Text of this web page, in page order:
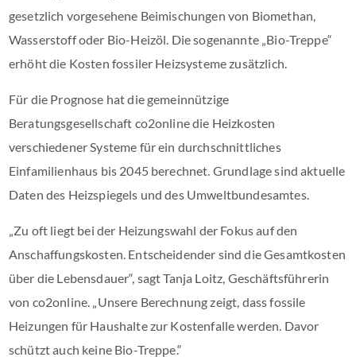
gesetzlich vorgesehene Beimischungen von Biomethan,
Wasserstoff oder Bio-Heizöl. Die sogenannte „Bio-Treppe“
erhöht die Kosten fossiler Heizsysteme zusätzlich.
Für die Prognose hat die gemeinnützige
Beratungsgesellschaft co2online die Heizkosten
verschiedener Systeme für ein durchschnittliches
Einfamilienhaus bis 2045 berechnet. Grundlage sind aktuelle
Daten des Heizspiegels und des Umweltbundesamtes.
„Zu oft liegt bei der Heizungswahl der Fokus auf den
Anschaffungskosten. Entscheidender sind die Gesamtkosten
über die Lebensdauer“, sagt Tanja Loitz, Geschäftsführerin
von co2online. „Unsere Berechnung zeigt, dass fossile
Heizungen für Haushalte zur Kostenfalle werden. Davor
schützt auch keine Bio-Treppe.“